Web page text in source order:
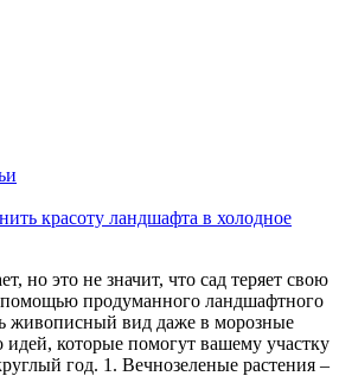
красоту ландшафта в холодное
но это не значит, что сад теряет свою
помощью продуманного ландшафтного
живописный вид даже в морозные
идей, которые помогут вашему участку
год. 1. Вечнозеленые растения –